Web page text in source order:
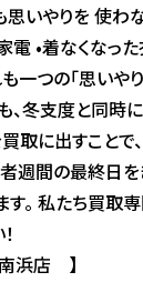
思いやりを 使わ
電 •着なくな
一つの「思い
、冬支度と同時
に出すことで
週間の最終日を
す。 私たち買
浜店 】